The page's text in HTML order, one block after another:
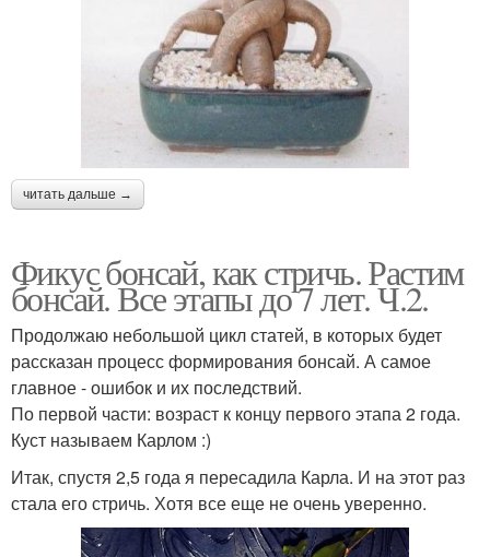
читать дальше →
Фикус бонсай, как стричь. Растим
бонсай. Все этапы до 7 лет. Ч.2.
Продолжаю небольшой цикл статей, в которых будет
рассказан процесс формирования бонсай. А самое
главное - ошибок и их последствий.
По первой части: возраст к концу первого этапа 2 года.
Куст называем Карлом :)
Итак, спустя 2,5 года я пересадила Карла. И на этот раз
стала его стричь. Хотя все еще не очень уверенно.